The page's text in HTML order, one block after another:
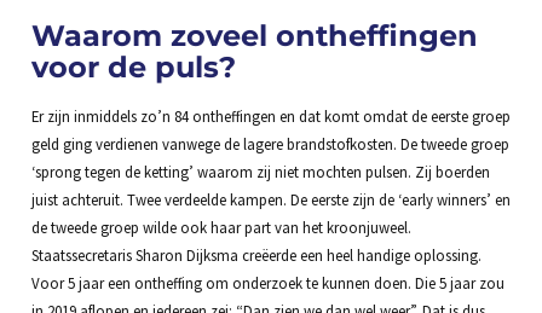
Waarom zoveel ontheffingen
voor de puls?
Er zijn inmiddels zo’n 84 ontheffingen en dat komt omdat de eerste groep
geld ging verdienen vanwege de lagere brandstofkosten. De tweede groep
‘sprong tegen de ketting’ waarom zij niet mochten pulsen. Zij boerden
juist achteruit. Twee verdeelde kampen. De eerste zijn de ‘early winners’ en
de tweede groep wilde ook haar part van het kroonjuweel.
Staatssecretaris Sharon Dijksma creëerde een heel handige oplossing.
Voor 5 jaar een ontheffing om onderzoek te kunnen doen. Die 5 jaar zou